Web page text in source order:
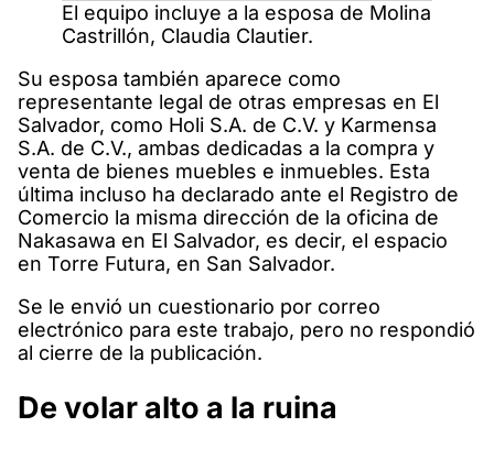
El equipo incluye a la esposa de Molina
Castrillón, Claudia Clautier.
Su esposa también aparece como
representante legal de otras empresas en El
Salvador, como Holi S.A. de C.V. y Karmensa
S.A. de C.V., ambas dedicadas a la compra y
venta de bienes muebles e inmuebles. Esta
última incluso ha declarado ante el Registro de
Comercio la misma dirección de la oficina de
Nakasawa en El Salvador, es decir, el espacio
en Torre Futura, en San Salvador.
Se le envió un cuestionario por correo
electrónico para este trabajo, pero no respondió
al cierre de la publicación.
De volar alto a la ruina